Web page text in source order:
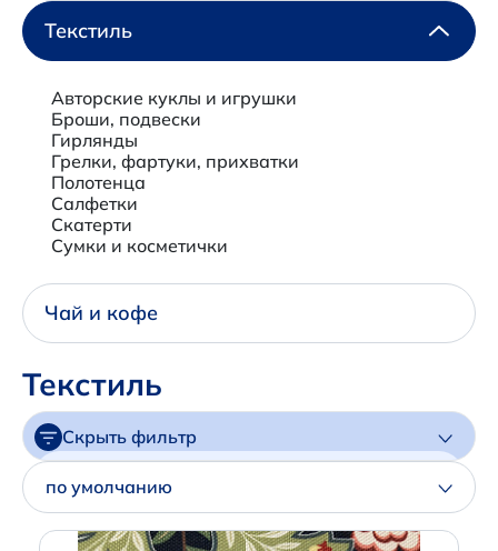
Написать нам в Телеграм
+7 (925) 294-91-85
в MAX
+7 (926) 702-09-76
Наши соцсети:
Текстиль
Авторские куклы и игрушки
Броши, подвески
Гирлянды
Грелки, фартуки, прихватки
Полотенца
Салфетки
Скатерти
Сумки и косметички
Чай и кофе
Текстиль
Скрыть фильтр
Артикул
по умолчанию